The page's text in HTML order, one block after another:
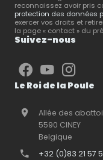
reconnaissez avoir pris
protection des données
exercer vos droits et
la page « contact » du
Suivez-nous
Le Roi de la Poule
Allée des
5590 CINEY
Belgique
+32 (0)83 21 57